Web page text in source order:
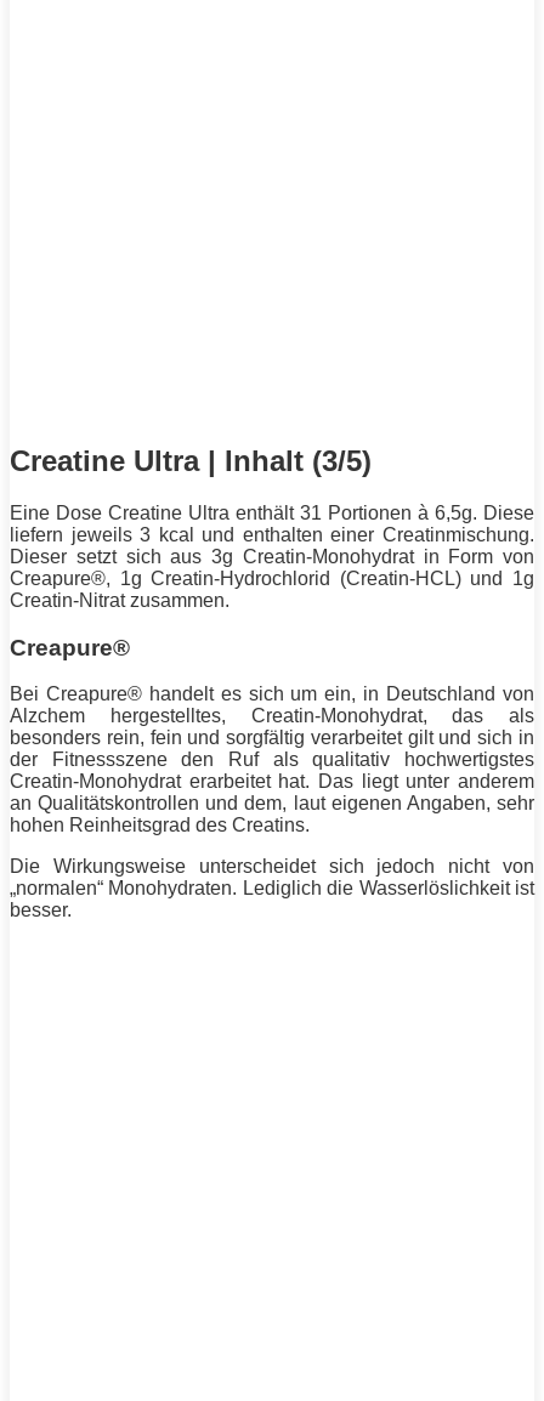
Creatine Ultra | Inhalt (3/5)
Eine Dose Creatine Ultra enthält 31 Portionen à 6,5g. Diese
liefern jeweils 3 kcal und enthalten einer Creatinmischung.
Dieser setzt sich aus 3g Creatin-Monohydrat in Form von
Creapure®, 1g Creatin-Hydrochlorid (Creatin-HCL) und 1g
Creatin-Nitrat zusammen.
Creapure®
Bei Creapure® handelt es sich um ein, in Deutschland von
Alzchem hergestelltes, Creatin-Monohydrat, das als
besonders rein, fein und sorgfältig verarbeitet gilt und sich in
der Fitnessszene den Ruf als qualitativ hochwertigstes
Creatin-Monohydrat erarbeitet hat. Das liegt unter anderem
an Qualitätskontrollen und dem, laut eigenen Angaben, sehr
hohen Reinheitsgrad des Creatins.
Die Wirkungsweise unterscheidet sich jedoch nicht von
„normalen“ Monohydraten. Lediglich die Wasserlöslichkeit ist
besser.